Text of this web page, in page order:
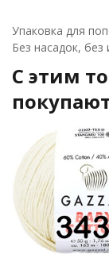
Упаковка для
Без насадок, без
C этим